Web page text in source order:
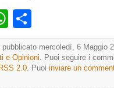
WhatsApp
mercoledì, 6 Maggio
e Opinioni . Puoi seguire i
RSS 2.0 . Puoi inviare un